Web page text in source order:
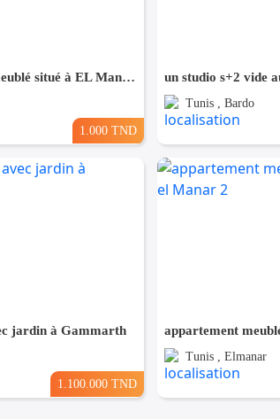
appartement S+1 meublé situé à EL Manar 1
1.000 TND
Tunis , Bardo
jardin à Gammarth
1.100.000 TND
Tunis , Elmanar